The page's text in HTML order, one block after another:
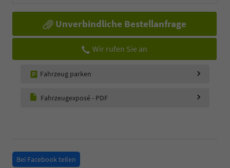
Unverbindliche Bestellanfrage
Wir rufen Sie an
Fahrzeug parken
Fahrzeugexposé - PDF
Bei Facebook teilen